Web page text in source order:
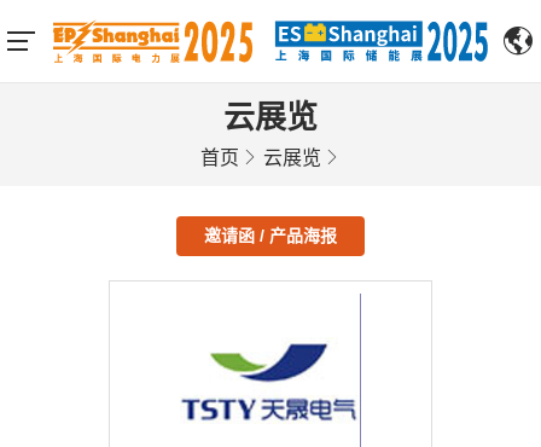
云展览
首页 云展览
邀请函 / 产品海报